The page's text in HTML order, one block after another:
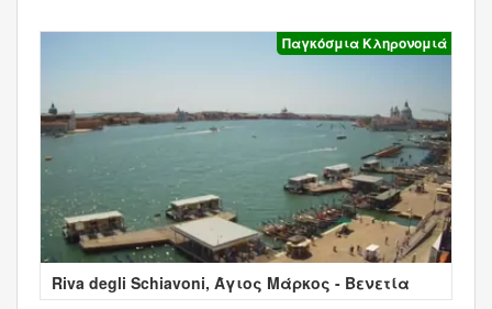
Παγκόσμια Κληρονομιά
Riva degli Schiavoni, Άγιος Μάρκος - Βενετία